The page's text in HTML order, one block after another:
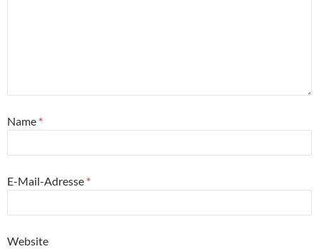
Name *
E-Mail-Adresse *
Website